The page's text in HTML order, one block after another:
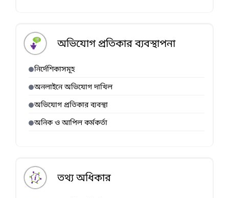
অভিযোগ প্রতিকার ব্যবস্থাপনা
নির্দেশিকাসমূহ
অনলাইনে অভিযোগ দাখিল
অভিযোগ প্রতিকার ব্যবস্থা
অনিক ও আপিল কর্মকর্তা
তথ্য অধিকার